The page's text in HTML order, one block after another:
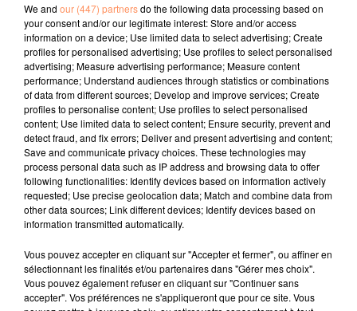
Plus d'infos:https://foire-isle-sur-
sorgue.fr/programme-de-levenement/
Horaires:
Ouvert du vendredi 29 octobre au lundi 1er novembre
2021, tous les jours de 9h à 19h. Entrée libre et
gratuite.
fil actus
4 juillet 2022
Radio Star Live avec Dadju
27 juin 2022
relation extras et...
27 juin 2022
We and our (447) partnersdo the following data processing based on
your consent and/or our legitimate interest: Store and/or access
information on a device; Use limited data to select advertising; Create
profiles for personalised advertising; Use profiles to select personalised
advertising; Measure advertising performance; Measure content
performance; Understand audiences through statistics or combinations
of data from different sources; Develop and improve services; Create
profiles to personalise content; Use profiles to select personalised
content; Use limited data to select content; Ensure security, prevent and
detect fraud, and fix errors; Deliver and present advertising and content;
Save and communicate privacy choices. These technologies may
process personal data such as IP address and browsing data to offer
following functionalities: Identify devices based on information actively
requested; Use precise geolocation data; Match and combine data from
other data sources; Link different devices; Identify devices based on
information transmitted automatically.
Vous pouvez accepter en cliquant sur "Accepter et fermer", ou affiner en
sélectionnant les finalités et/ou partenaires dans "Gérer mes choix".
Vous pouvez également refuser en cliquant sur "Continuer sans
accepter". Vos préférences ne s'appliqueront que pour ce site. Vous